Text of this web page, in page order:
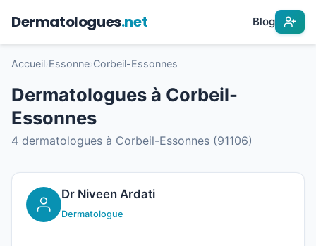
Dermatologues.net Blog
Accueil Essonne Corbeil-Essonnes
Dermatologues à Corbeil-
Essonnes
4 dermatologues à Corbeil-Essonnes (91106)
Dr Niveen Ardati
Dermatologue